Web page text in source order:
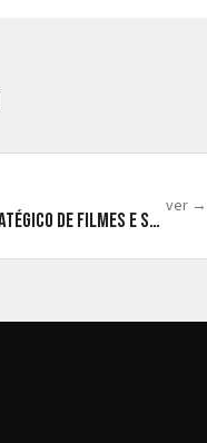
Orçamento Estratégico de Filmes e Séries de Ficção
ver →